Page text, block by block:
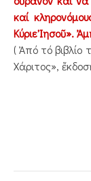
καί
Κύριε Ἰησοῦ».
( Ἀπό τό βιβλίο
Χάριτος»,